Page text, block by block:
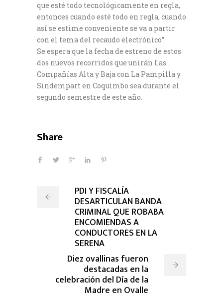
que esté todo tecnológicamente en regla,
entonces cuando esté todo en regla, cuando
así se estime conveniente se va a partir
con el tema del recaudo electrónico”.
Se espera que la fecha de estreno de estos
dos nuevos recorridos que unirán Las
Compañías Alta y Baja con La Pampilla y
Sindempart en Coquimbo sea durante el
segundo semestre de este año.
Share
PDI Y FISCALÍA
DESARTICULAN BANDA
CRIMINAL QUE ROBABA
ENCOMIENDAS A
CONDUCTORES EN LA
SERENA
Diez ovallinas fueron
destacadas en la
celebración del Día de la
Madre en Ovalle